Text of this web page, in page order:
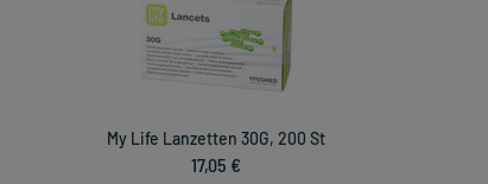
My Life Lanzetten 30G, 200 St
17,05 €